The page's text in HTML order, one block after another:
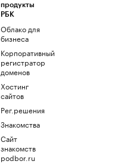
продукты
РБК
Облако для
бизнеса
Корпоративный
регистратор
доменов
Хостинг
сайтов
Рег.решения
Знакомства
Сайт
знакомств
podbor.ru